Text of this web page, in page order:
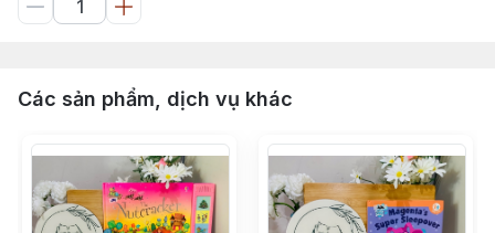
Các sản phẩm, dịch vụ khác